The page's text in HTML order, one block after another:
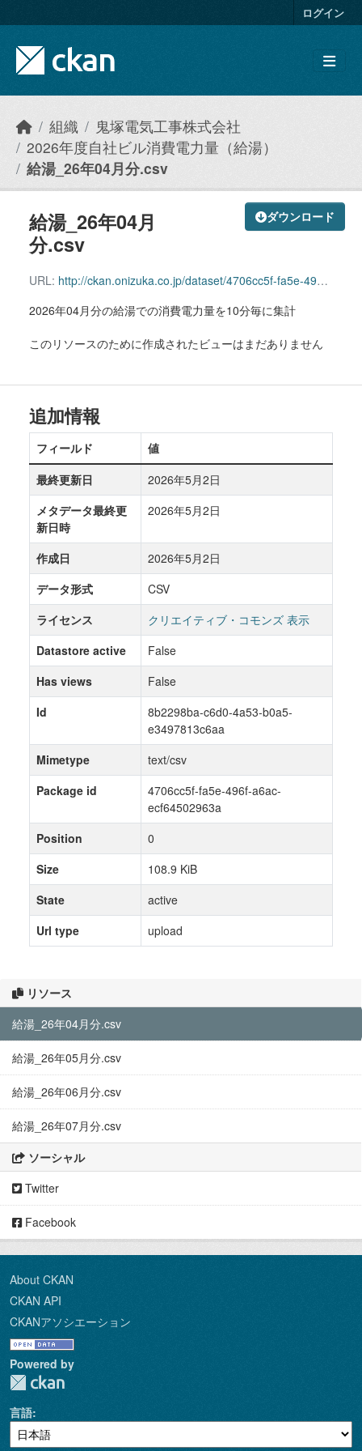
ログイン
組織
鬼塚電気工事株式会社
2026年度自社ビル消費電力量（給湯）
給湯_26年04月分.csv
ダウンロード
給湯_26年04月
分.csv
URL: http://ckan.onizuka.co.jp/dataset/4706cc5f-fa5e-496f-a6ac-ecf64502963a/resource/8b2298ba-c6d0-4a53-b0a5-e3497813c6aa/download/hotwatersupply_2604.csv
2026年04月分の給湯での消費電力量を10分毎に集計
このリソースのために作成されたビューはまだありません
リソース
給湯_26年04月分.csv
給湯_26年05月分.csv
給湯_26年06月分.csv
給湯_26年07月分.csv
ソーシャル
Twitter
Facebook
追加情報
フィールド
値
最終更新日
2026年5月2日
メタデータ最終更
新日時
2026年5月2日
作成日
2026年5月2日
データ形式
CSV
ライセンス
クリエイティブ・コモンズ 表示
Datastore active
False
Has views
False
Id
8b2298ba-c6d0-4a53-b0a5-
e3497813c6aa
Mimetype
text/csv
Package id
4706cc5f-fa5e-496f-a6ac-
ecf64502963a
Position
0
Size
108.9 KiB
State
active
Url type
upload
About CKAN
CKAN API
CKANアソシエーション
Powered by
言語